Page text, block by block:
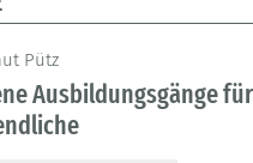
Pütz
Ausbildungsgänge